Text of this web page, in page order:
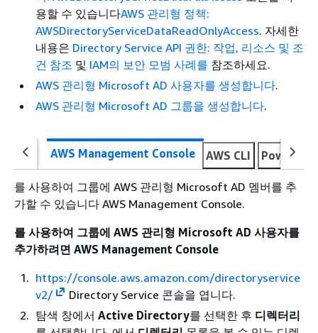
용할 수 있습니다AWS 관리형 정책:
AWSDirectoryServiceDataReadOnlyAccess. 자세한
내용은 Directory Service API 권한: 작업, 리소스 및 조
건 참조 및 IAM의 보안 모범 사례를 참조하세요.
AWS 관리형 Microsoft AD 사용자를 생성합니다.
AWS 관리형 Microsoft AD 그룹을 생성합니다.
AWS Management Console AWS CLI
를 사용하여 그룹에 AWS 관리형 Microsoft AD 멤버를 추
가할 수 있습니다 AWS Management Console.
를 사용하여 그룹에 AWS 관리형 Microsoft AD 사용자를
추가하려면 AWS Management Console
https://console.aws.amazon.com/directoryservice
v2/
Directory Service 콘솔을 엽니다.
탐색 창에서 Active Directory를 선택한 후 디렉터리